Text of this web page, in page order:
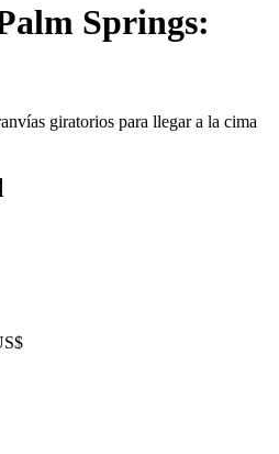
Springs:
giratorios para llegar a la cima